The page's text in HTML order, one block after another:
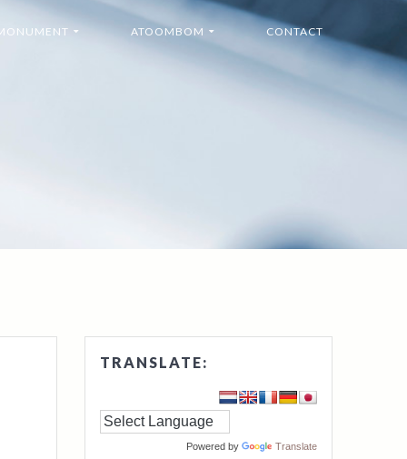
ATOOMBOM CONTACT
TRANSLATE:
Powered by Translate